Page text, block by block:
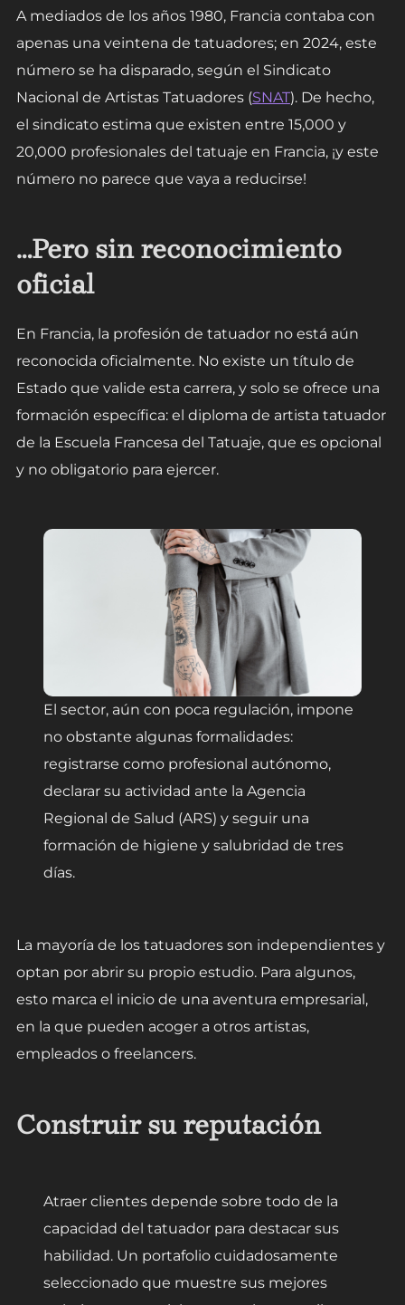
A mediados de los años 1980, Francia contaba con
apenas una veintena de tatuadores; en 2024, este
número se ha disparado, según el Sindicato
Nacional de Artistas Tatuadores (SNAT). De hecho,
el sindicato estima que existen entre 15,000 y
20,000 profesionales del tatuaje en Francia, ¡y este
número no parece que vaya a reducirse!
…Pero sin reconocimiento
oficial
En Francia, la profesión de tatuador no está aún
reconocida oficialmente. No existe un título de
Estado que valide esta carrera, y solo se ofrece una
formación específica: el diploma de artista tatuador
de la Escuela Francesa del Tatuaje, que es opcional
y no obligatorio para ejercer.
El sector, aún con poca regulación, impone
no obstante algunas formalidades:
registrarse como profesional autónomo,
declarar su actividad ante la Agencia
Regional de Salud (ARS) y seguir una
formación de higiene y salubridad de tres
días.
La mayoría de los tatuadores son independientes y
optan por abrir su propio estudio. Para algunos,
esto marca el inicio de una aventura empresarial,
en la que pueden acoger a otros artistas,
empleados o freelancers.
Construir su reputación
Atraer clientes depende sobre todo de la
capacidad del tatuador para destacar sus
habilidad. Un portafolio cuidadosamente
seleccionado que muestre sus mejores